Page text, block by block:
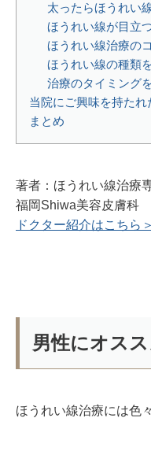
太ったらほうれい
ほうれい線が目立
ほうれい線治療の
ほうれい線の種類
治療のタイミング
当院にご興味を持たれ
まとめ
著者：ほうれい線治療
福岡Shiwa美容皮膚
ドクター紹介はこちら＞
男性にオス
ほうれい線治療には色